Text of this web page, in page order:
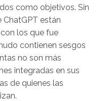
como objetivos. Sin
ChatGPT están
los que fue
contienen sesgos
no son más
integradas en sus
de quienes las